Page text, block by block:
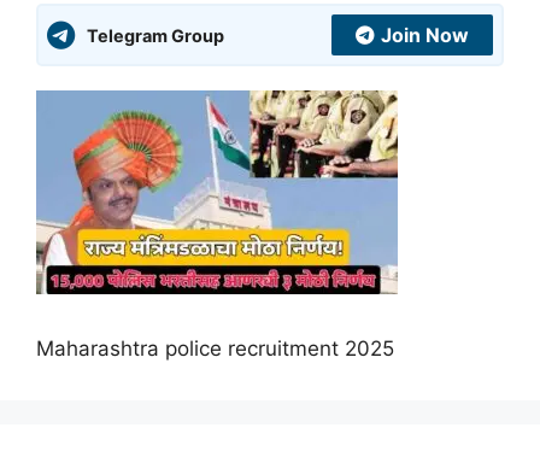
Telegram Group Join Now
Maharashtra police recruitment 2025